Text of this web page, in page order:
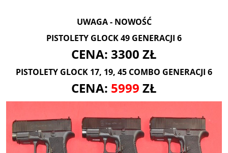
UWAGA - NOWOŚĆ
PISTOLETY GLOCK 49 GENERACJI 6
CENA: 3300 ZŁ
PISTOLETY GLOCK 17, 19, 45 COMBO GENERACJI 6
CENA: 5999 ZŁ